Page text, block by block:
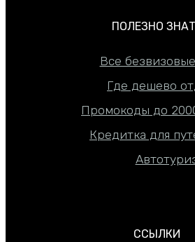
ПОЛЕЗНО
Все
Где дешево
Промокоды до
Кредитка для
ССЫЛКИ